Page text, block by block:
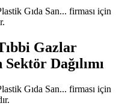
Gıda San... firması için
Gazlar
Dağılımı
Gıda San... firması için